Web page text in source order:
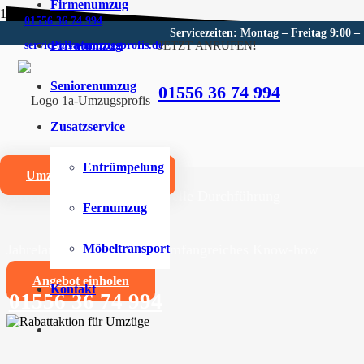
01556 36 74 994
service@1a-umzugsprofis.de
Servicezeiten: Montag – Freitag 9:00 –
JETZT ANRUFEN!
01556 36 74 994
Firmenumzug
Privatumzug
Seniorenumzug
Zusatzservice
Entrümpelung
Fernumzug
Möbeltransport
Kontakt
Umzugskostenrechner
Umzugsunternehmen für Fürth
Wir sind Ihr kompetentes Umzugsunternehmen für Fürth
Zuverlässige und professionelle Durchführung
Jahrelange Erfahrung und umfangreiches Know-how
Angebot einholen
01556 36 74 994